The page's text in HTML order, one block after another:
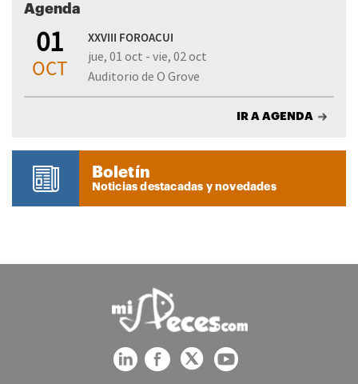
Agenda
01
OCT
XXVIII FOROACUI
jue, 01 oct - vie, 02 oct
Auditorio de O Grove
IR A AGENDA
Boletín
Noticias destacadas y novedades